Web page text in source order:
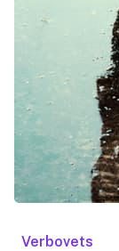
Verbovets